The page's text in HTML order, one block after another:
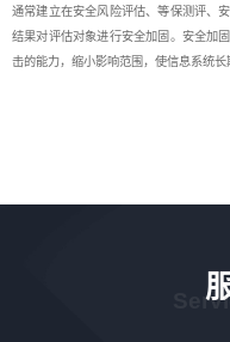
通常建立在安全风险评估、等保测评、
结果对评估对象进行安全加固。安全加
击的能力，缩小影响范围，使信息系统长